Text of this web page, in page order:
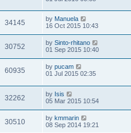
34145 by Manuela
16 Oct 2015 10:43
30752 by Sinto-rhitano
01 Sep 2015 10:40
60935 by pucam
01 Jul 2015 02:35
32262 by Isis
05 Mar 2015 10:54
30510 by kmmarin
08 Sep 2014 19:21